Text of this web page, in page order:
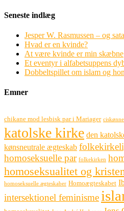
Seneste indlæg
Jesper W. Rasmussen – og
Hvad er en kvinde?
At være kvinde er min skæbne
Et eventyr i alfabetsuppens
Dobbeltspillet om islam og
Emner
chikane mod lesbisk par i Mariager
katolske kirke den
kønsneutrale ægteskab
homoseksuelle par folkekirken
homoseksualitet og
homoseksuelle ægteskaber Homoægteskabet
intersektionel feminisme